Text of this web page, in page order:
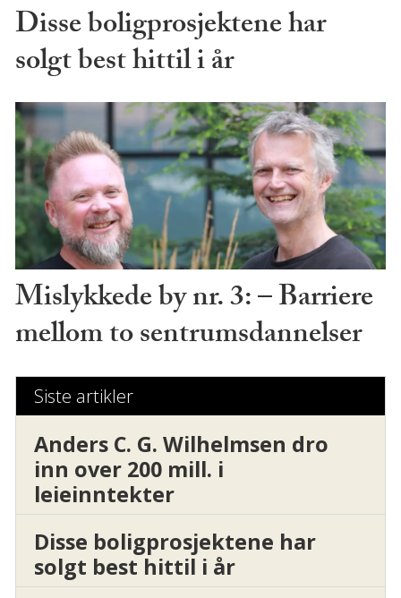
Disse boligprosjektene har
solgt best hittil i år
Mislykkede by nr. 3: – Barriere
mellom to sentrumsdannelser
Siste artikler
Anders C. G. Wilhelmsen dro
inn over 200 mill. i
leieinntekter
Disse boligprosjektene har
solgt best hittil i år